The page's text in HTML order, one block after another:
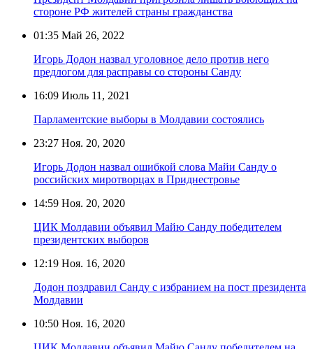
стороне РФ жителей страны гражданства
01:35 Май 26, 2022
Игорь Додон назвал уголовное дело против него
предлогом для расправы со стороны Санду
16:09 Июль 11, 2021
Парламентские выборы в Молдавии состоялись
23:27 Ноя. 20, 2020
Игорь Додон назвал ошибкой слова Майи Санду о
российских миротворцах в Приднестровье
14:59 Ноя. 20, 2020
ЦИК Молдавии объявил Майю Санду победителем
президентских выборов
12:19 Ноя. 16, 2020
Додон поздравил Санду с избранием на пост президента
Молдавии
10:50 Ноя. 16, 2020